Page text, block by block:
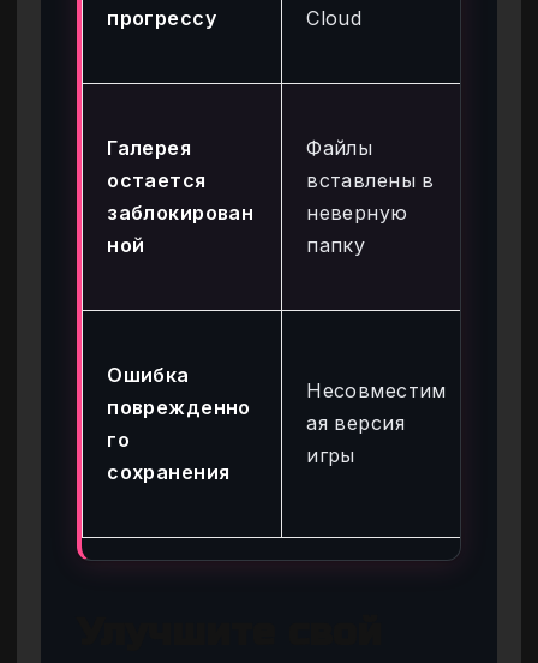
прогрессу
Cloud
Галерея
остается
заблокирован
ной
Файлы
вставлены в
неверную
папку
Ошибка
поврежденно
го
сохранения
Несовместим
ая версия
игры